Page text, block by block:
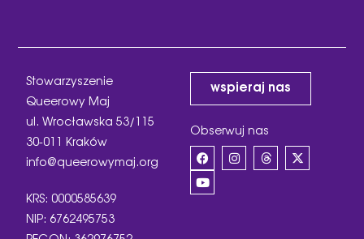
Stowarzyszenie
Queerowy Maj
ul. Wrocławska 53/115
30-011 Kraków
info@queerowymaj.org
KRS: 0000585639
NIP: 6762495753
wspieraj nas
Obserwuj nas